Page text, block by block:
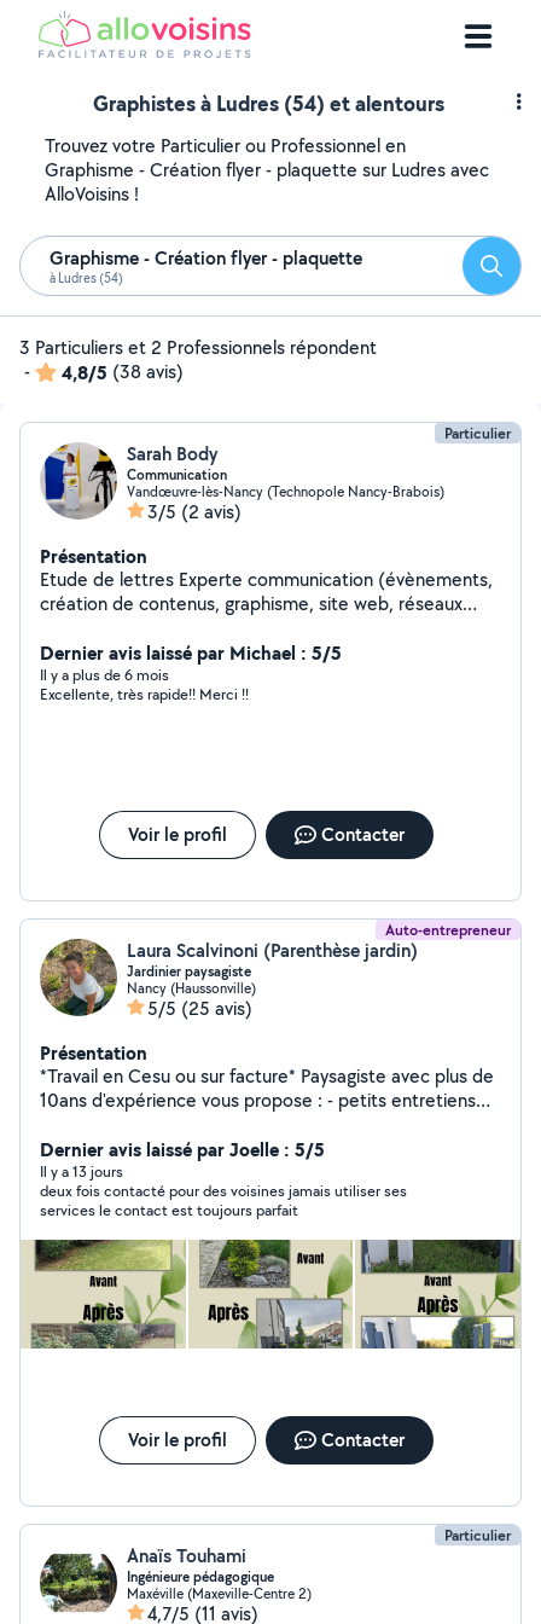
Graphistes à Ludres (54) et alentours
Trouvez votre Particulier ou Professionnel en
Graphisme - Création flyer - plaquette sur Ludres avec
AlloVoisins !
Graphisme - Création flyer - plaquette
à Ludres (54)
3 Particuliers et 2 Professionnels répondent
-
4,8/5 (38 avis)
Particulier
Sarah Body
Communication
Vandœuvre-lès-Nancy (Technopole Nancy-Brabois)
3/5 (2 avis)
Présentation
Etude de lettres Experte communication (évènements,
création de contenus, graphisme, site web, réseaux
retouche photos)
Dernier avis laissé par Michael : 5/5
Il y a plus de 6 mois
Excellente, très rapide!! Merci !!
Voir le profil Contacter
Auto-entrepreneur
Laura Scalvinoni (Parenthèse jardin)
Jardinier paysagiste
Nancy (Haussonville)
5/5 (25 avis)
Présentation
*Travail en Cesu ou sur facture* Paysagiste avec plus de
10ans d'expérience vous propose : - petits entretiens
scarification, taille arbuste, taille topiaire, binage de
massifs, entretien de potager, entretien de vivaces,...) -
aménagements type massifs, paillage, plantation
d'arbres, haies.. - conseils en aménagement et
accompagnement à la plantation - conception
d'espaces paysagers (massifs ou jardin entier) Très
bonne connaissance des végétaux. À votre service,
avec plaisir!!
Dernier avis laissé par Joelle : 5/5
Il y a 13 jours
deux fois contacté pour des voisines jamais utiliser ses
services le contact est toujours parfait
Voir le profil Contacter
Particulier
Anaïs Touhami
Ingénieure pédagogique
Maxéville (Maxeville-Centre 2)
4,7/5 (11 avis)